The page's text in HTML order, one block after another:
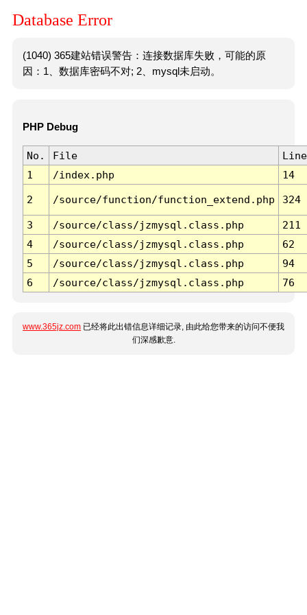
Database Error
(1040) 365建站错误警告：连接数据库失败，可能的原
因：1、数据库密码不对; 2、mysql未启动。
PHP Debug
No. File
Line
1
/index.php 14
2 /source/function/function_extend.php 324
3 /source/class/jzmysql.class.php
211
4
/source/class/jzmysql.class.php
62
5
/source/class/jzmysql.class.php
94
6
/source/class/jzmysql.class.php 76
www.365jz.com 已经将此出错信息详细记录, 由此给您带来的访问不便我
们深感歉意.